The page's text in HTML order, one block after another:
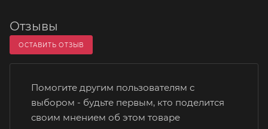
Отзывы
ОСТАВИТЬ ОТЗЫВ
Помогите другим пользователям с
выбором - будьте первым, кто поделится
своим мнением об этом товаре